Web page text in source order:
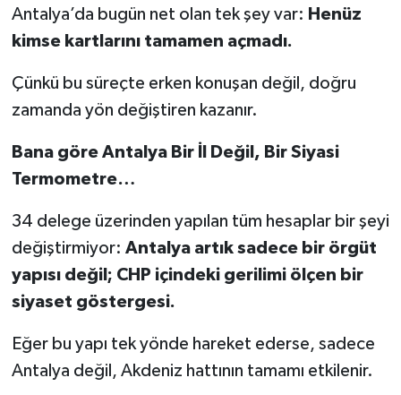
Antalya’da bugün net olan tek şey var: Henüz
kimse kartlarını tamamen açmadı.
Çünkü bu süreçte erken konuşan değil, doğru
zamanda yön değiştiren kazanır.
Bana göre Antalya Bir İl Değil, Bir Siyasi
Termometre…
34 delege üzerinden yapılan tüm hesaplar bir şeyi
değiştirmiyor: Antalya artık sadece bir örgüt
yapısı değil; CHP içindeki gerilimi ölçen bir
siyaset göstergesi.
Eğer bu yapı tek yönde hareket ederse, sadece
Antalya değil, Akdeniz hattının tamamı etkilenir.